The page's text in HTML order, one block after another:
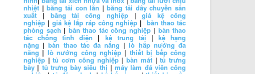
nhiệt |băng tải con lăn |băng tải dây chuyền sản
xuất | băng tải công nghiệp|giá kệ công
nghiệp | giá kệ lắp ráp công nghiệp |bàn thao tác
phòng sạch | bàn thao tác công nghiệp| bàn thao
tác chống tĩnh điện | kệ trung tải| kệ hạng
nặng |bàn thao tác đa năng |lò hấp nướng đa
năng | lò nướng công nghiệp | thiết bị bếp công
nghiệp |tủ cơm công nghiệp|bàn mát|tủ trưng
bày |tủ trưng bày siêu thị |máy làm đá viên công